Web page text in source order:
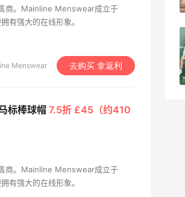
商。Mainline Menswear成立于
有强大的在线形象。
Menswear 去购买 拿返利
标棒球帽 7.5折 £45（约410
商。Mainline Menswear成立于
有强大的在线形象。